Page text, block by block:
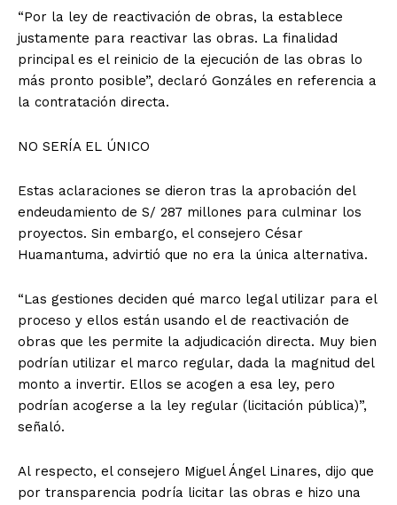
“Por la ley de reactivación de obras, la establece
justamente para reactivar las obras. La finalidad
principal es el reinicio de la ejecución de las obras lo
más pronto posible”, declaró Gonzáles en referencia a
la contratación directa.
NO SERÍA EL ÚNICO
Estas aclaraciones se dieron tras la aprobación del
endeudamiento de S/ 287 millones para culminar los
proyectos. Sin embargo, el consejero César
Huamantuma, advirtió que no era la única alternativa.
“Las gestiones deciden qué marco legal utilizar para el
proceso y ellos están usando el de reactivación de
obras que les permite la adjudicación directa. Muy bien
podrían utilizar el marco regular, dada la magnitud del
monto a invertir. Ellos se acogen a esa ley, pero
podrían acogerse a la ley regular (licitación pública)”,
señaló.
Al respecto, el consejero Miguel Ángel Linares, dijo que
por transparencia podría licitar las obras e hizo una